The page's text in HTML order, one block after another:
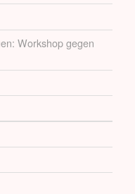
Workshop gegen